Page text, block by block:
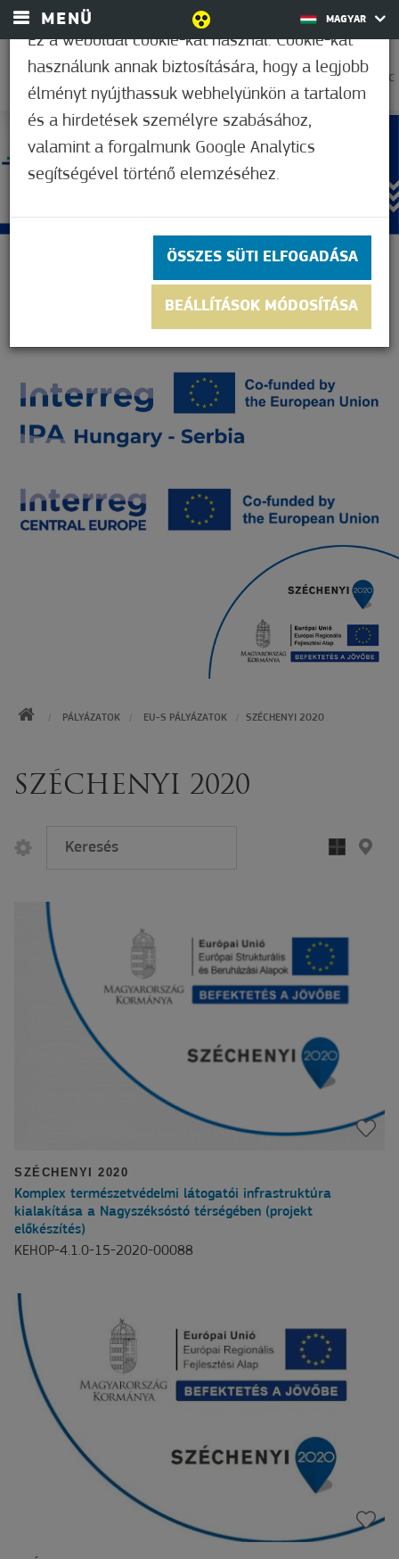
MENÜ MAGYAR
27,9°C
KEZDŐOLDAL
PÁLYÁZATOK EU-S PÁLYÁZATOK SZÉCHENYI 2020
SZÉCHENYI 2020
SZÉCHENYI 2020
Komplex természetvédelmi látogatói infrastruktúra
kialakítása a Nagyszéksóstó térségében (projekt
előkészítés)
KEHOP-4.1.0-15-2020-00088
Ez a weboldal cookie-kat használ. Cookie-kat
használunk annak biztosítására, hogy a legjobb
élményt nyújthassuk webhelyünkön a tartalom
és a hirdetések személyre szabásához,
valamint a forgalmunk Google Analytics
segítségével történő elemzéséhez.
ÖSSZES SÜTI ELFOGADÁSA
BEÁLLÍTÁSOK MÓDOSÍTÁSA